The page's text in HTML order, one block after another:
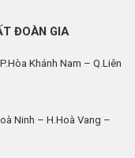
ĐOÀN GIA
Khánh Nam – Q.Liên
Ninh – H.Hoà Vang –